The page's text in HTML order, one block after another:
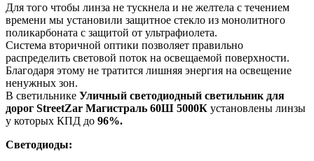
Для того чтобы линза не тускнела и не желтела с течением
времени мы установили защитное стекло из монолитного
поликарбоната с защитой от ультрафиолета.
Система вторичной оптики позволяет правильно
распределить световой поток на освещаемой поверхности.
Благодаря этому не тратится лишняя энергия на освещение
ненужных зон.
В светильнике Уличный светодиодный светильник для
дорог StreetZar Магистраль 60Ш 5000К установлены линзы
у которых КПД до 96%.
Светодиоды: